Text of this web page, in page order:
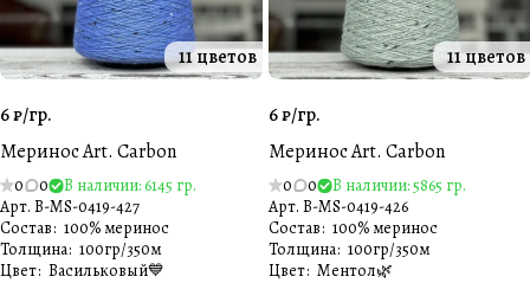
11 цветов
6 ₽/гр.
Меринос Art. Carbon
0 0
В наличии: 6145 гр.
Арт. B-MS-0419-427
Состав: 100% меринос
Толщина: 100гр/350м
Цвет: Васильковый💙
11 цветов
6 ₽/гр.
Меринос Art. Carbon
0 0
В наличии: 5865 гр.
Арт. B-MS-0419-426
Состав: 100% меринос
Толщина: 100гр/350м
Цвет: Ментол🌿